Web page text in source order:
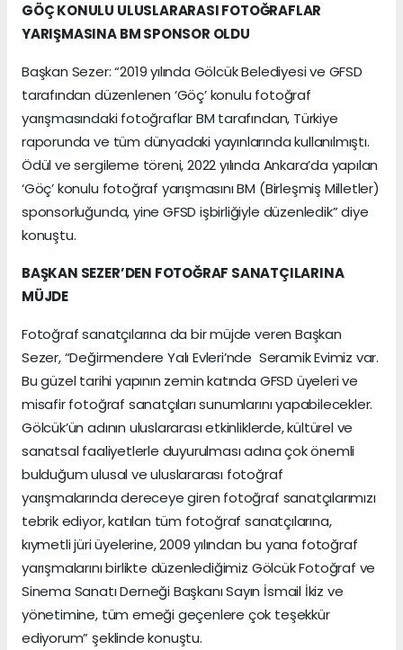
GÖÇ KONULU ULUSLARARASI FOTOĞRAFLAR
YARIŞMASINA BM SPONSOR OLDU
Başkan Sezer: “2019 yılında Gölcük Belediyesi ve GFSD
tarafından düzenlenen ‘Göç’ konulu fotoğraf
yarışmasındaki fotoğraflar BM tarafından, Türkiye
raporunda ve tüm dünyadaki yayınlarında kullanılmıştı.
Ödül ve sergileme töreni, 2022 yılında Ankara’da yapılan
‘Göç’ konulu fotoğraf yarışmasını BM (Birleşmiş Milletler)
sponsorluğunda, yine GFSD işbirliğiyle düzenledik” diye
konuştu.
BAŞKAN SEZER’DEN FOTOĞRAF SANATÇILARINA
MÜJDE
Fotoğraf sanatçılarına da bir müjde veren Başkan
Sezer, “Değirmendere Yalı Evleri’nde Seramik Evimiz var.
Bu güzel tarihi yapının zemin katında GFSD üyeleri ve
misafir fotoğraf sanatçıları sunumlarını yapabilecekler.
Gölcük’ün adının uluslararası etkinliklerde, kültürel ve
sanatsal faaliyetlerle duyurulması adına çok önemli
bulduğum ulusal ve uluslararası fotoğraf
yarışmalarında dereceye giren fotoğraf sanatçılarımızı
tebrik ediyor, katılan tüm fotoğraf sanatçılarına,
kıymetli jüri üyelerine, 2009 yılından bu yana fotoğraf
yarışmalarını birlikte düzenlediğimiz Gölcük Fotoğraf ve
Sinema Sanatı Derneği Başkanı Sayın İsmail İkiz ve
yönetimine, tüm emeği geçenlere çok teşekkür
ediyorum” şeklinde konuştu.